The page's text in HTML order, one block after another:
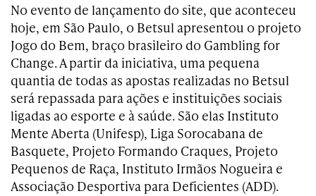
No evento de lançamento do site, que aconteceu
hoje, em São Paulo, o Betsul apresentou o projeto
Jogo do Bem, braço brasileiro do Gambling for
Change. A partir da iniciativa, uma pequena
quantia de todas as apostas realizadas no Betsul
será repassada para ações e instituições sociais
ligadas ao esporte e à saúde. São elas Instituto
Mente Aberta (Unifesp), Liga Sorocabana de
Basquete, Projeto Formando Craques, Projeto
Pequenos de Raça, Instituto Irmãos Nogueira e
Associação Desportiva para Deficientes (ADD).